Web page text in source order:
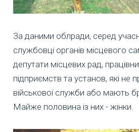
За даними облради, серед
службовці органів місцевого
депутати місцевих рад,
підприємств та установ, які не
військової служби або мають
Майже половина із них - жінки.